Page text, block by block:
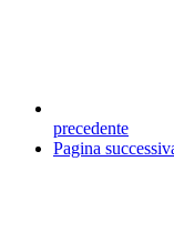
precedente
Pagina